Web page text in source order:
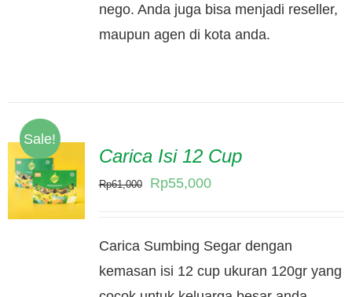
nego. Anda juga bisa menjadi reseller,
maupun agen di kota anda.
Sale!
Carica Isi 12 Cup
Rp61,000
Original
Rp61,000.
Rp55,000Current
Rp55,000.
Carica Sumbing Segar dengan
kemasan isi 12 cup ukuran 120gr yang